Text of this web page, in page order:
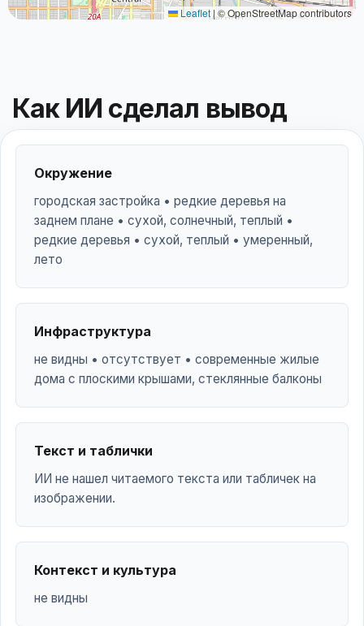
Leaflet| © OpenStreetMap contributors
Как ИИ сделал вывод
Окружение
городская застройка • редкие деревья на
заднем плане • сухой, солнечный, теплый •
редкие деревья • сухой, теплый • умеренный,
лето
Инфраструктура
не видны • отсутствует • современные жилые
дома с плоскими крышами, стеклянные балконы
Текст и таблички
ИИ не нашел читаемого текста или табличек на
изображении.
Контекст и культура
не видны